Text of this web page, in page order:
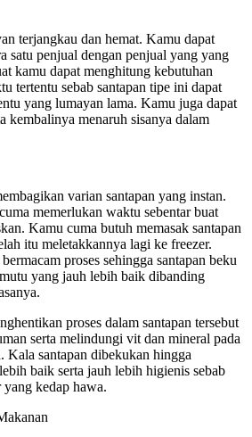
terjangkau dan hemat. Kamu dapat
satu penjual dengan penjual yang yang
kamu dapat menghitung kebutuhan
tertentu sebab santapan tipe ini dapat
yang lumayan lama. Kamu juga dapat
kembalinya menaruh sisanya dalam
varian santapan yang instan.
memerlukan waktu sebentar buat
Kamu cuma butuh memasak santapan
itu meletakkannya lagi ke freezer.
proses sehingga santapan beku
yang jauh lebih baik dibanding
proses dalam santapan tersebut
serta melindungi vit dan mineral pada
Kala santapan dibekukan hingga
baik serta jauh lebih higienis sebab
yang kedap hawa.